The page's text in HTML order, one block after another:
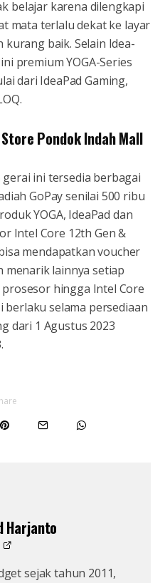
belajar karena dilengkapi
mata terlalu dekat ke layar
baik. Selain Idea-
premium YOGA-Series
dari IdeaPad Gaming,
Pondok Indah Mall
ini tersedia berbagai
GoPay senilai 500 ribu
YOGA, IdeaPad dan
Intel Core 12th Gen &
mendapatkan voucher
menarik lainnya setiap
hingga Intel Core
berlaku selama persediaan
dari 1 Agustus 2023
Harjanto
sejak tahun 2011,